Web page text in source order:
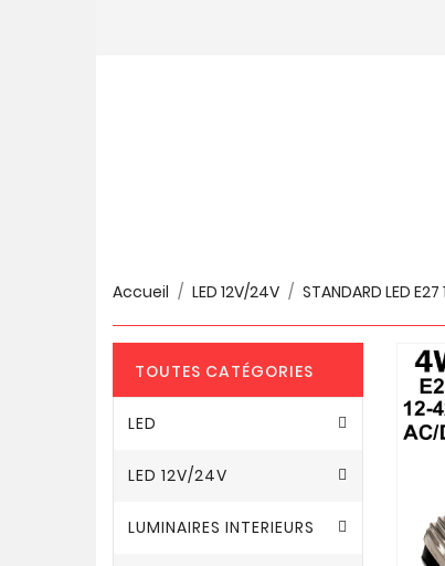
Accueil LED 12V/24V STANDARD LED
TOUTES CATÉGORIES
LED
LED 12V/24V
LUMINAIRES INTERIEURS